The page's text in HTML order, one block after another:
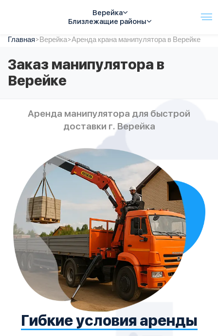
Верейка
Близлежащие районы
Услуги
Автопарк
Тарифы
Акции
Контакты
Главная>Верейка>Аренда крана манипулятора в Верейке
Заказ манипулятора в
Верейке
Аренда манипулятора для быстрой
доставки г. Верейка
Гибкие условия аренды